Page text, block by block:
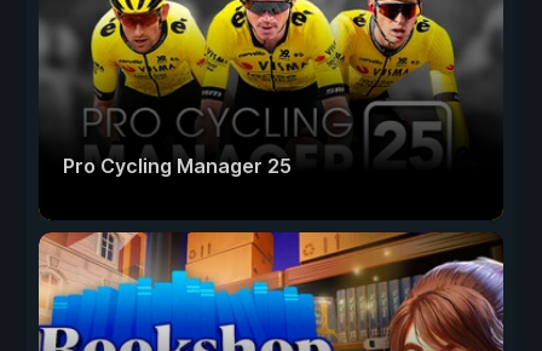
Pro Cycling Manager 25